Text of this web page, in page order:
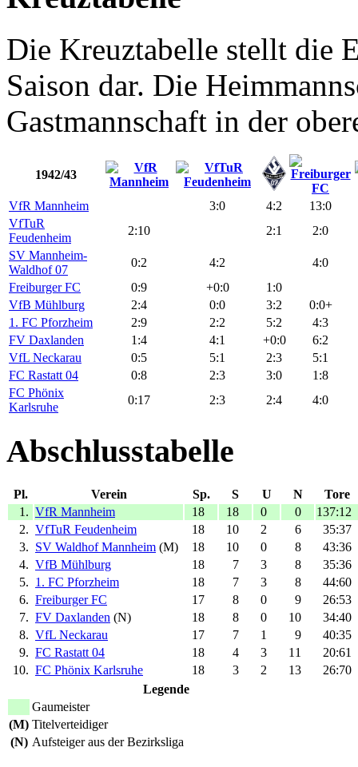
Die Kreuztabelle stellt die
Saison dar. Die
Gastmannschaft in der
1942/43
VfR Mannheim 3:0 4:2
13:0
VfTuR
Feudenheim
2:10 2:1
2:0
SV Mannheim-
Waldhof 07
0:2 4:2
4:0
Freiburger FC
0:9 +0:0
1:0
VfB Mühlburg
2:4 0:0 3:2
0:0+
1. FC Pforzheim
2:9 2:2 5:2
4:3
FV Daxlanden
1:4 4:1 +0:0
6:2
VfL Neckarau
0:5 5:1 2:3
5:1
FC Rastatt 04
0:8 2:3 3:0
1:8
FC Phönix
Karlsruhe
0:17 2:3 2:4 4:0
Abschlusstabelle
Pl. Verein Sp. S U N
Tore
1. VfR Mannheim 18 18 0 0
137:12
2. VfTuR Feudenheim 18 10 2 6
35:37
3. SV Waldhof Mannheim (M) 18 10 0 8
43:36
4. VfB Mühlburg 18 7 3 8
35:36
5. 1. FC Pforzheim 18 7 3 8
44:60
6. Freiburger FC 17 8 0 9
26:53
7. FV Daxlanden (N) 18 8 0 10
34:40
8. VfL Neckarau 17 7 1 9
40:35
9. FC Rastatt 04 18 4 3 11
20:61
10. FC Phönix Karlsruhe 18 3 2 13
26:70
Legende
Gaumeister
(M) Titelverteidiger
(N) Aufsteiger aus der Bezirksliga